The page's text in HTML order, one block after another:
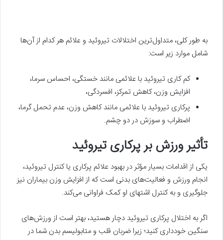
به طور کلی، متداول‌ترین اختلالات تیروئید و علائم هر کدام از آن‌ها
شامل موارد زیر است:
کم کاری تیروئید با علائمی مانند خستگی، احساس سرما،
افزایش وزن، کاهش تمرکز، افسردگی،
پرکاری تیروئید با علائمی مانند کاهش وزن، عدم تحمل گرما،
اضطراب و سوزش در دو چشم.
تأثیر ورزش بر پرکاری تیروئید
یکی از اقدامات بسیار مؤثر در بهبود علائم پرکاری یا کنترل تیروئید،
انجام ورزش و فعالیت‌های بدنی است که از افزایش وزن بیماران نیز
جلوگیری و به کنترل اشتهای او کمک فراوانی می‌کند.
اگر به اختلال پرکاری تیروئید دچار هستید، بهتر است از ورزش‌های
سنگین خودداری کنید؛ زیرا ضربان قلب و متابولیسم بدن شما در